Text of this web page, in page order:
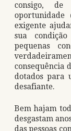
consigo,
exigente
sua
pequenas
consequência
dotados para
desafiante.
Bem hajam
desgastam
das pessoas